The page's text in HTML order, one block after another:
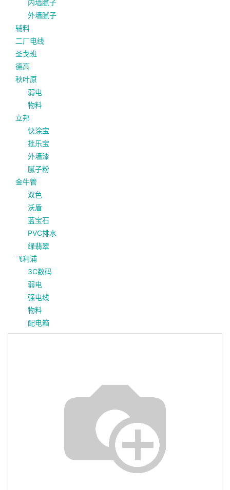
内墙腻子
外墙腻子
辅料
二厂电线
圣戈班
德高
秋叶原
弱电
物料
立邦
快涂宝
批乐宝
外墙漆
腻子粉
金牛管
双色
沃盾
蓝宝石
PVC排水
绿翡翠
飞利浦
3C数码
弱电
强电线
物料
配电箱